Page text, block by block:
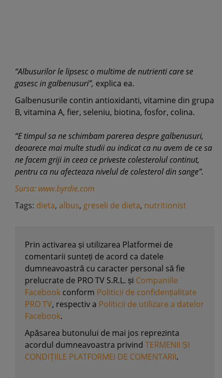
“Albusurilor le lipsesc o multime de nutrienti care se
gasesc in galbenusuri”, explica ea.
Galbenusurile contin antioxidanti, vitamine din grupa
B, vitamina A, fier, seleniu, biotina, fosfor, colina.
“E timpul sa ne schimbam parerea despre galbenusuri,
deoarece mai multe studii au indicat ca nu avem de ce sa
ne facem griji in ceea ce priveste colesterolul continut,
pentru ca nu afecteaza nivelul de colesterol din sange”.
Sursa: www.byrdie.com
Tags: dieta, albus, greseli de dieta, nutritionist
Prin activarea și utilizarea Platformei de
comentarii sunteți de acord ca datele
dumneavoastră cu caracter personal să fie
prelucrate de PRO TV S.R.L. și Companiile
Facebook conform Politicii de confidențialitate
PRO TV, respectiv a Politicii de utilizare a datelor
Facebook.
Apăsarea butonului de mai jos reprezinta
acordul dumneavoastra privind TERMENII ȘI
CONDIȚIILE PLATFORMEI DE COMENTARII.